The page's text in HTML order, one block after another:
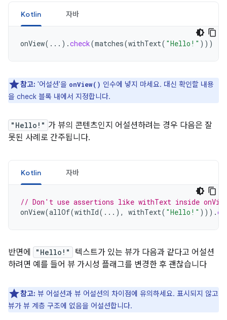
Kotlin 자바
onView(...).check(matches(withText( "Hello!" )))
참고: '어설션'을 onView() 인수에 넣지 마세요. 대신 확인할 내용
을 check 블록 내에서 지정합니다.
"Hello!" 가 뷰의 콘텐츠인지 어설션하려는 경우 다음은 잘
못된 사례로 간주됩니다.
Kotlin 자바
// Don't use assertions like withText inside
onView(allOf(withId(...), withText( "Hello!" ))).
반면에 "Hello!"
텍스트가 있는 뷰가 다음과 같다고 어설션
하려면 예를 들어 뷰 가시성 플래그를 변경한 후 괜찮습니다
참고: 뷰 어설션과 뷰 어설션의 차이점에 유의하세요. 표시되지 않고
뷰가 뷰 계층 구조에 없음을 어설션합니다.